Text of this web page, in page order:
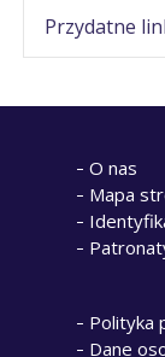
Przydatne
O nas
Mapa
Polityka
Dane